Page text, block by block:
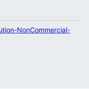
NonCommercial-